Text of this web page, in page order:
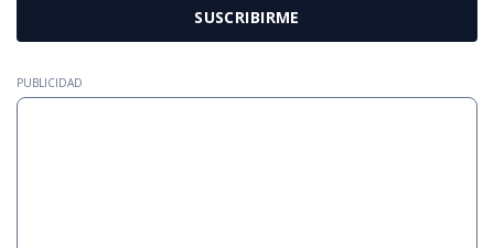
SUSCRIBIRME
PUBLICIDAD